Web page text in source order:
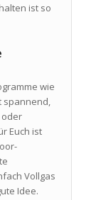
ist so
wie
spannend,
Euch ist
Vollgas
Idee.